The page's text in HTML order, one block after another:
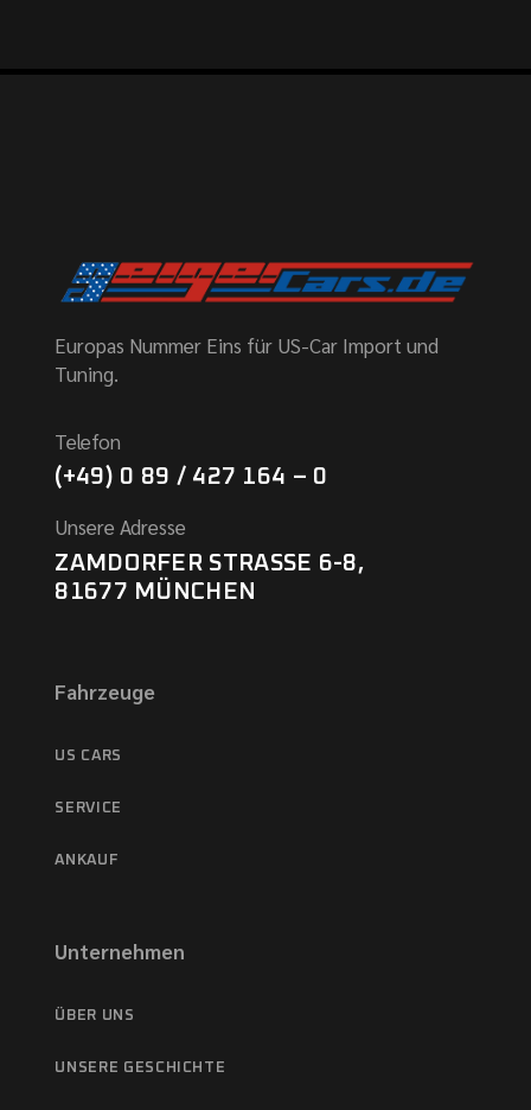
Europas Nummer Eins für US-Car Import und
Tuning.
Telefon
(+49) 0 89 / 427 164 – 0
Unsere Adresse
ZAMDORFER STRASSE 6-8,
81677 MÜNCHEN
Fahrzeuge
US CARS
SERVICE
ANKAUF
Unternehmen
ÜBER UNS
UNSERE GESCHICHTE